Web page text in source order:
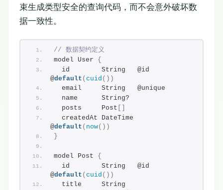
束生成类型安全的查询代码，而不会意外破坏数
据一致性。
// 数据契约定义
model User {
  id        String   @id
@default ( cuid ( ) )
  email     String   @unique
  name      String?
  posts     Post
  createdAt DateTime
@default ( now( ) )
}
model Post {
  id        String   @id
@default ( cuid ( ) )
  title     String